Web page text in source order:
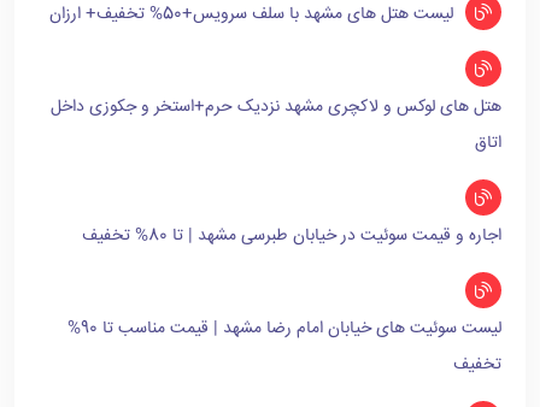
لیست هتل های مشهد با سلف سرویس+50% تخفیف+ ارزان
هتل های لوکس و لاکچری مشهد نزدیک حرم+استخر و جکوزی داخل
اتاق
اجاره و قیمت سوئیت در خیابان طبرسی مشهد | تا 80% تخفیف
لیست سوئیت های خیابان امام رضا مشهد | قیمت مناسب تا 90%
تخفیف